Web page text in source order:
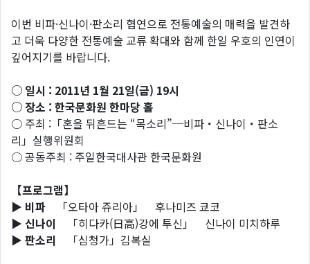
이번 비파·신나이·판소리 협연으로 전통예술의 매력을 발견하
고 더욱 다양한 전통예술 교류 확대와 함께 한일 우호의 인연이
깊어지기를 바랍니다.
○ 일시 : 2011년 1월 21일(금) 19시
○ 장소 : 한국문화원 한마당 홀
○ 주최 :「혼을 뒤흔드는 “목소리”─비파・신나이・판소
리」실행위원회
○ 공동주최 : 주일한국대사관 한국문화원
【프로그램】
▶ 비파 「오타아 쥬리아」 후나미즈 쿄코
▶ 신나이 「히다카(日高)강에 투신」 신나이 미치하루
▶ 판소리 「심청가」김복실